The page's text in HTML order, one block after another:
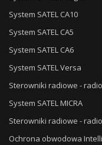
System SATEL CA10
System SATEL CA5
System SATEL CA6
System SATEL Versa
Sterowniki radiowe -
System SATEL MICRA
Sterowniki radiowe -
Ochrona obwodowa